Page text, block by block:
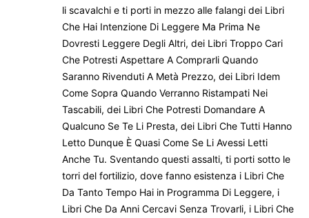
li scavalchi e ti porti in mezzo alle falangi dei Libri
Che Hai Intenzione Di Leggere Ma Prima Ne
Dovresti Leggere Degli Altri, dei Libri Troppo Cari
Che Potresti Aspettare A Comprarli Quando
Saranno Rivenduti A Metà Prezzo, dei Libri Idem
Come Sopra Quando Verranno Ristampati Nei
Tascabili, dei Libri Che Potresti Domandare A
Qualcuno Se Te Li Presta, dei Libri Che Tutti Hanno
Letto Dunque È Quasi Come Se Li Avessi Letti
Anche Tu. Sventando questi assalti, ti porti sotto le
torri del fortilizio, dove fanno esistenza i Libri Che
Da Tanto Tempo Hai in Programma Di Leggere, i
Libri Che Da Anni Cercavi Senza Trovarli, i Libri Che